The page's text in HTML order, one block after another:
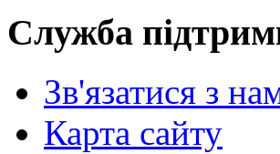
Служба
Зв'язатися з
Карта сайту